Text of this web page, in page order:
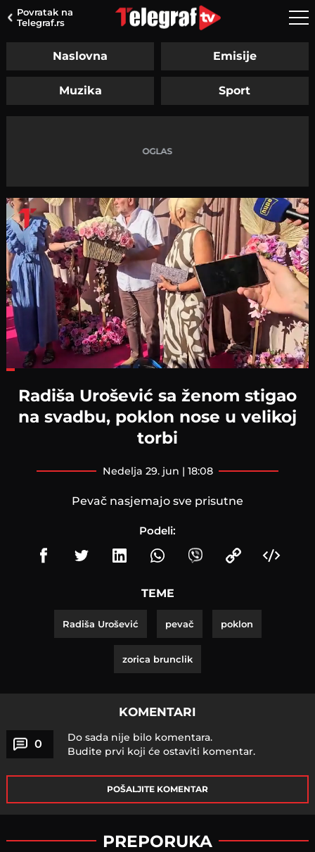
Povratak na
Telegraf.rs
Naslovna Emisije
Muzika Sport
Radiša Urošević sa ženom stigao
na svadbu, poklon nose u velikoj
torbi
nedelja 29. jun | 18:08
Pevač nasjemajo sve prisutne
Podeli:
TEME
Radiša Urošević pevač poklon
zorica brunclik
KOMENTARI
0
Do sada nije bilo komentara.
Budite prvi koji će ostaviti komentar.
POŠALJITE KOMENTAR
PREPORUKA